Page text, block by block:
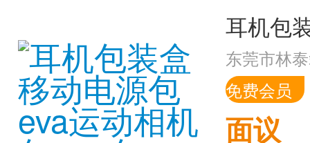
东莞市林
免费会员
面议